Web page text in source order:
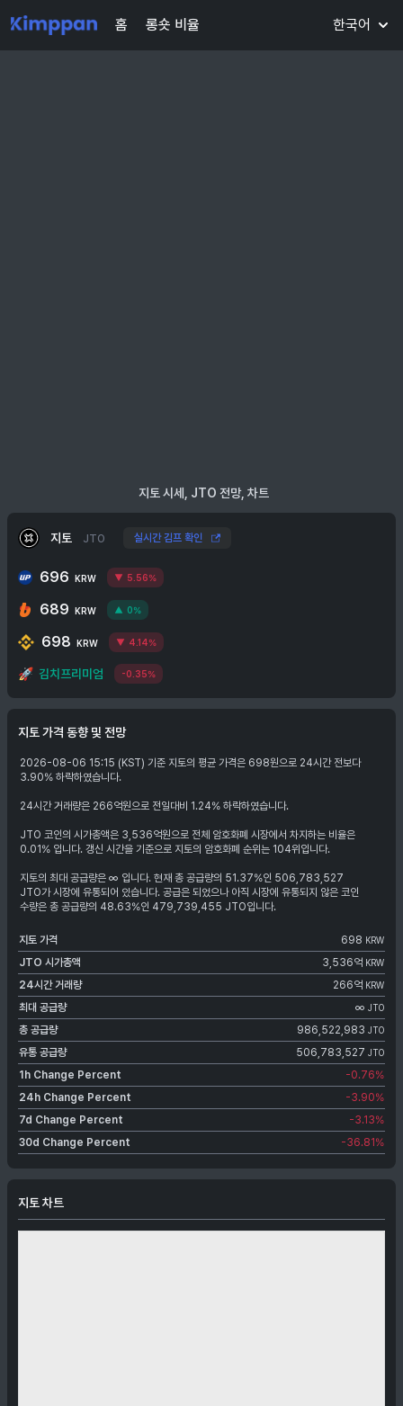
홈 롱숏 비율 한국어
지토 시세, JTO 전망, 차트
지토 JTO 실시간 김프 확인
696 KRW 5.56%
689 KRW 0%
698 KRW 4.14%
🚀 김치프리미엄 -0.35%
지토가격 동향 및 전망
2026-08-06 15:15 (KST) 기준 지토의 평균 가격은 698원으로 24시간 전보다
3.90% 하락하였습니다.
24시간 거래량은 266억원으로 전일대비 1.24% 하락하였습니다.
JTO 코인의 시가총액은 3,536억원으로 전체 암호화폐 시장에서 차지하는 비율은
0.01% 입니다. 갱신 시간을 기준으로 지토의 암호화폐 순위는 104위입니다.
지토의 최대 공급량은 ∞ 입니다. 현재 총 공급량의 51.37%인 506,783,527
JTO가 시장에 유통되어 있습니다. 공급은 되었으나 아직 시장에 유통되지 않은 코인
수량은 총 공급량의 48.63%인 479,739,455 JTO입니다.
지토 가격 698 KRW
JTO 시가총액 3,536억 KRW
24시간 거래량 266억 KRW
최대 공급량 ∞ JTO
총 공급량 986,522,983 JTO
유통 공급량 506,783,527 JTO
1h Change Percent -0.76%
24h Change Percent
-3.90%
7d Change Percent
-3.13%
30d Change Percent
-36.81 %
지토 차트